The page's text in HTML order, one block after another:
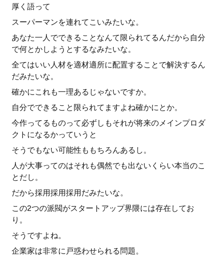
厚く語って
スーパーマンを連れてこいみたいな。
あなた一人でできることなんて限られてるんだから自分
で何とかしようとするなみたいな。
全てはいい人材を適材適所に配置することで解決するん
だみたいな。
確かにこれも一理あるじゃないですか。
自分でできること限られてますよね確かにとか。
今作ってるものって必ずしもそれが将来のメインプロダ
クトになるかっていうと
そうでもない可能性ももちろんあるし。
人が大事ってのはそれも偶然でも出ないくらい本当のこ
とだし。
だから採用採用採用だみたいな。
この2つの派閥がスタートアップ界隈には存在してお
り。
そうですよね。
企業家は非常に戸惑わせられる問題。